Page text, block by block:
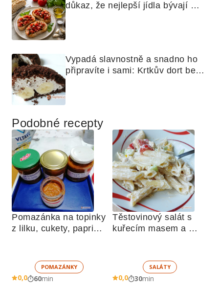
důkaz, že nejlepší jídla bývají
Vypadá slavnostně a snadno ho
připravíte i sami: Krtkův dort bez
Podobné recepty
Pomazánka na topinky
z lilku, cukety, paprik,
POMAZÁNKY
0,0 60min
Těstovinový salát s
kuřecím masem a
SALÁTY
0,0 30min